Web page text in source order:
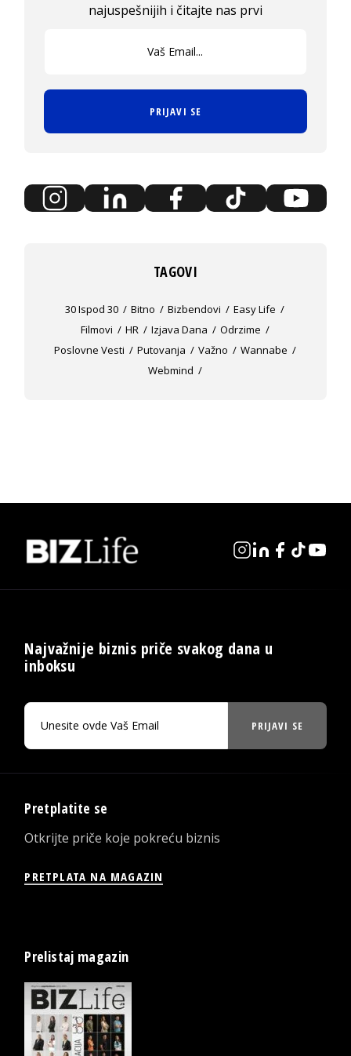
najuspešnijih i čitajte nas prvi
PRIJAVI SE
TAGOVI
30 Ispod 30 Bitno Bizbendovi
Easy Life
Filmovi
HR Izjava Dana
Odrzime
Poslovne Vesti
Putovanja Važno
Wannabe
Webmind
Najvažnije biznis priče svakog dana u
inboksu
PRIJAVI SE
Pretplatite se
Otkrijte priče koje pokreću biznis
PRETPLATA NA MAGAZIN
Prelistaj magazin